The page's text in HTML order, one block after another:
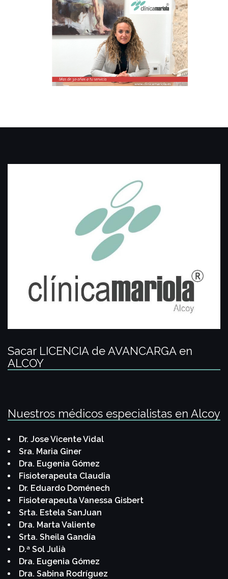
Sacar LICENCIA de AVANCARGA en
ALCOY
Nuestros médicos especialistas en Alcoy
Dr. Jose Vicente Vidal
Sra. Maria Giner
Dra. Eugenia Gómez
Fisioterapeuta Claudia
Dr. Eduardo Doménech
Fisioterapeuta Vanessa Gisbert
Srta. Estela SanJuan
Dra. Marta Valiente
Srta. Sheila Gandía
D.ª Sol Julià
Dra. Eugenia Gómez
Dra. Sabina Rodríguez